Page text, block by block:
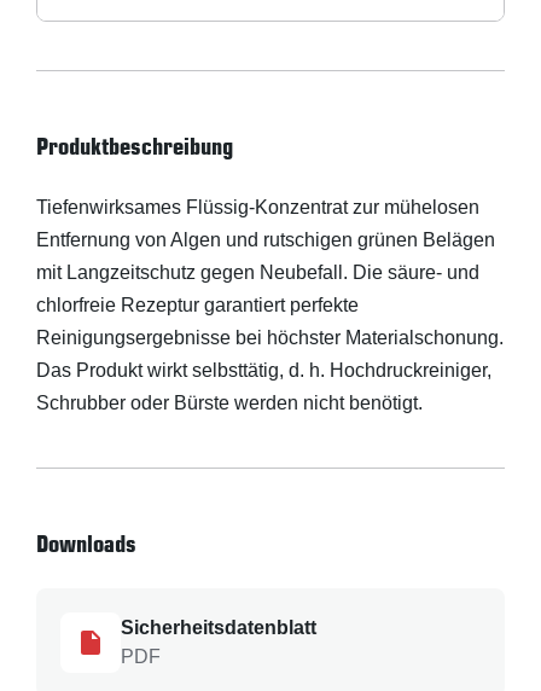
Produktbeschreibung
Tiefenwirksames Flüssig-Konzentrat zur mühelosen
Entfernung von Algen und rutschigen grünen Belägen
mit Langzeitschutz gegen Neubefall. Die säure- und
chlorfreie Rezeptur garantiert perfekte
Reinigungsergebnisse bei höchster Materialschonung.
Das Produkt wirkt selbsttätig, d. h. Hochdruckreiniger,
Schrubber oder Bürste werden nicht benötigt.
Downloads
Sicherheitsdatenblatt
PDF